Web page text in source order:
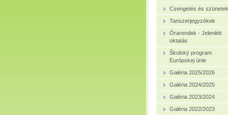
Csengetés és szünetek
Tanszerjegyzékek
Órarendek - Jelenléti
oktatás
Školský program
Európskej únie
Galéria 2025/2026
Galéria 2024/2025
Galéria 2023/2024
Galéria 2022/2023